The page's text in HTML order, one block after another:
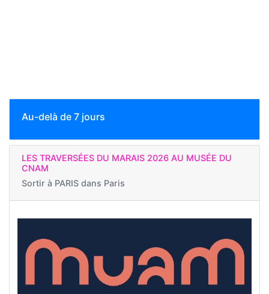
Au-delà de 7 jours
LES TRAVERSÉES DU MARAIS 2026 AU MUSÉE DU
CNAM
Sortir à PARIS dans Paris